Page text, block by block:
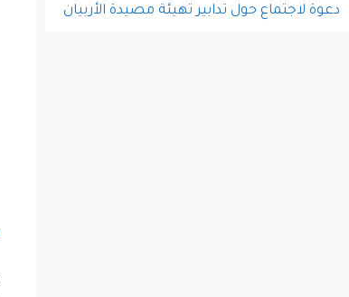
دعوة لاجتماع حول تدابير تهيئة مصيدة الأربيان